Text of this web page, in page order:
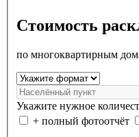
Стоимость
по многоквартирным
Укажите нужное
+ полный фотоотчёт